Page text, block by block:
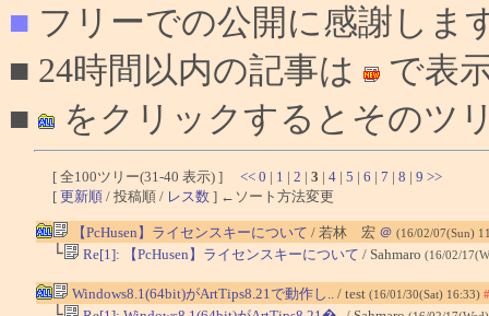
■ フリーでの公開に感謝しま
■ 24時間以内の記事は
で表
■
をクリックするとそのツ
[ 全100ツリー(31-40 表示) ] << 0 | 1 | 2 | 3 | 4 | 5 | 6 | 7 | 8 | 9 >>
[ 更新順 / 投稿順 / レス数 ] ←ソート方法変更
【PcHusen】ライセンスキーについて / 若林 宏 ＠ (16/02/07(Sun)
└ Re[1]: 【PcHusen】ライセンスキーについて / Sahmaro (16/02/
Windows8.1(64bit)がArtTips8.21で動作し.. / test (16/01/30(Sat) 16:33)